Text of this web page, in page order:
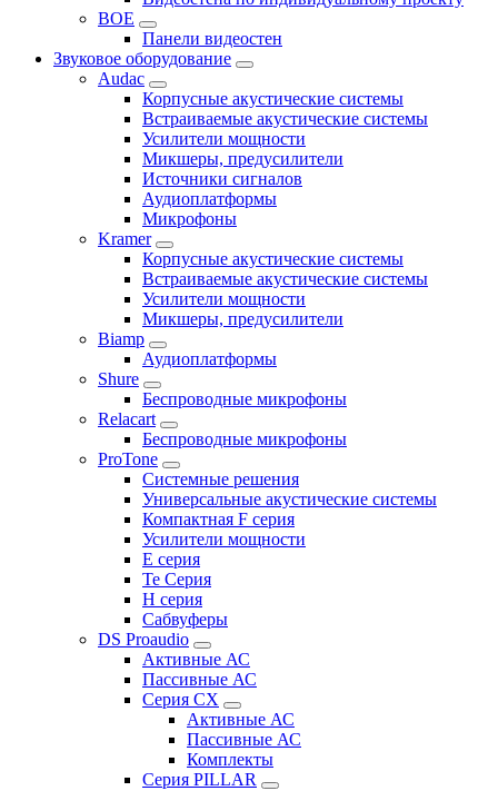
BOE
Панели видеостен
Звуковое оборудование
Audac
Корпусные акустические системы
Встраиваемые акустические системы
Усилители мощности
Микшеры, предусилители
Источники сигналов
Аудиоплатформы
Микрофоны
Kramer
Корпусные акустические системы
Встраиваемые акустические системы
Усилители мощности
Микшеры, предусилители
Biamp
Аудиоплатформы
Shure
Беспроводные микрофоны
Relacart
Беспроводные микрофоны
ProTone
Системные решения
Универсальные акустические системы
Компактная F серия
Усилители мощности
E серия
Te Серия
H серия
Сабвуферы
DS Proaudio
Активные АС
Пассивные АС
Серия CX
Активные АС
Пассивные АС
Комплекты
Серия PILLAR